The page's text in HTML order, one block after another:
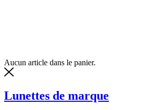
Aucun article dans le panier.
Lunettes de marque